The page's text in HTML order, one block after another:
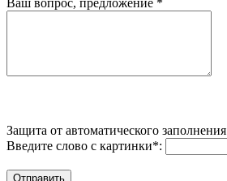
Ваш вопрос, предложение *
Защита от автоматического заполнения
Введите слово с картинки*:
Отправить